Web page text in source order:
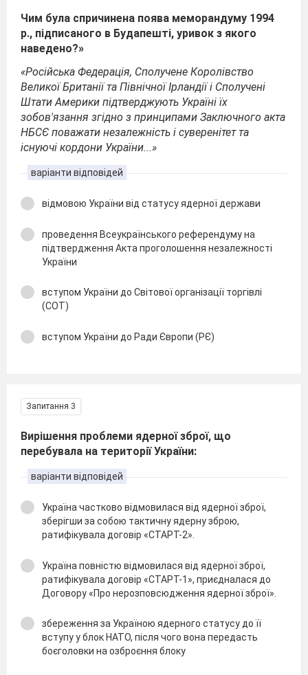
Чим була спричинена поява меморандуму 1994
p., підписаного в Бу­дапешті, уривок з якого
наведено?»
«Російська Федерація, Сполучене Королівство
Великої Британії та Північної Ірландії і Сполучені
Штати Америки підтвер­джують Україні їх
зобов'язання згідно з принципами Заключного акта
НБСЄ поважати незалежність і суверенітет та
існуючі кордони України...»
варіанти відповідей
відмовою України від статусу ядерної держави
проведення Всеукраїнського референдуму на
підтвердження Акта проголошення незалежності
України
вступом України до Світової організації торгівлі
(COT)
вступом України до Ради Європи (РЄ)
Запитання 3
Вирішення проблеми ядерної зброї, що
перебувала на території України:
варіанти відповідей
Україна частково відмовилася від ядерної зброї,
зберігши за собою тактичну ядерну зброю,
ратифікувала договір «СТАРТ-2».
Україна повністю відмовилася від ядерної зброї,
ратифікувала договір «СТАРТ-1», приєдналася до
Договору «Про нерозповсюдження ядерної зброї».
збереження за Україною ядерного статусу до її
вступу у блок НАТО, після чого вона передасть
боєго­ловки на озброєння блоку